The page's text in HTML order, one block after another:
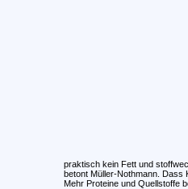
praktisch kein Fett und
betont Müller-Nothmann. Dass
Mehr Proteine und Quellstoffe